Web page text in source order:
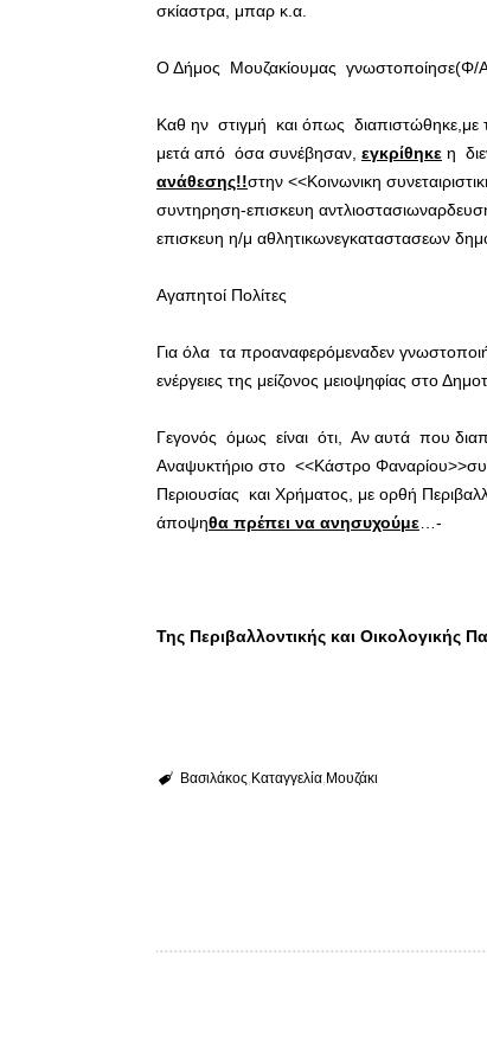
σκίαστρα, μπαρ κ.α.
Ο Δήμος Μουζακίουμας γνωστοποίησε(Φ/
Καθ ην στιγμή και όπως διαπιστώθηκε,με
μετά από όσα συνέβησαν, εγκρίθηκε η
ανάθεσης!!στην <<Κοινωνικη
συντηρηση-επισκευη
επισκευη η/μ αθλητικωνεγκαταστασεων
Αγαπητοί Πολίτες
Για όλα τα προαναφερόμεναδεν
ενέργειες της μείζονος μειοψηφίας στο
Γεγονός όμως είναι ότι, Αν αυτά που
Αναψυκτήριο στο <<Κάστρο
Περιουσίας και Χρήματος, με ορθή
άποψηθα πρέπει να ανησυχούμε…-
Της Περιβαλλοντικής και Οικολογικής
Βασιλάκος Καταγγελία Μουζάκι